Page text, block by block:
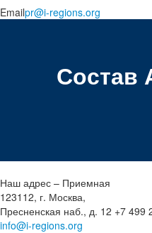
Emailpr@i-regions.org
Состав
Наш адрес – Приемная
123112, г. Москва,
Пресненская наб., д. 12 +7 499
info@i-regions.org